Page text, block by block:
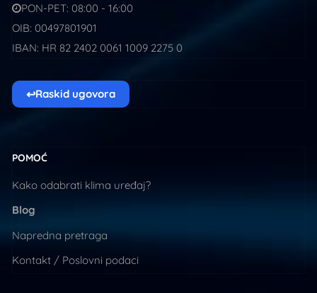
PON-PET: 08:00 - 16:00
OIB: 00497801901
IBAN: HR 82 2402 0061 1009 2275 0
↩Raskid ugovora
POMOĆ
Kako odabrati klima uređaj?
Blog
Napredna pretraga
Kontakt / Poslovni podaci